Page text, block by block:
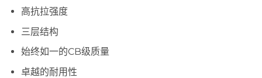
高抗拉强度
三层结构
始终如一的CB级质量
卓越的耐用性